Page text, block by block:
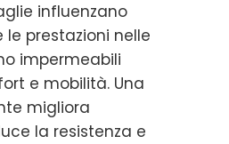
influenzano
prestazioni nelle
impermeabili
e mobilità. Una
migliora
la resistenza e